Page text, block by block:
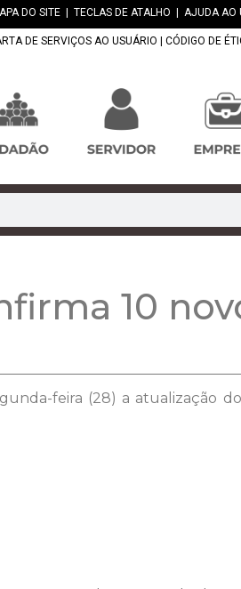
DO SITE TECLAS DE ATALHO AJUDA AO
DE SERVIÇOS AO USUÁRIO CÓDIGO DE
10
feira (28) a atualização